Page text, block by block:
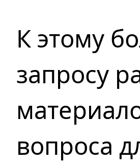
К этому
запросу
вопроса